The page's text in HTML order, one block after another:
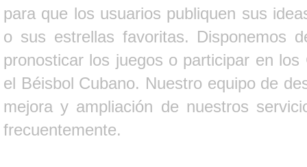
para que los usuarios publiquen sus
o sus estrellas favoritas. Disponemos
pronosticar los juegos o participar en
el Béisbol Cubano. Nuestro equipo de
mejora y ampliación de nuestros
frecuentemente.